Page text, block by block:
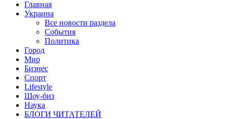
Главная
Украина
Все новости раздела
События
Политика
Город
Мир
Бизнес
Спорт
Lifestyle
Шоу-биз
Наука
БЛОГИ ЧИТАТЕЛЕЙ